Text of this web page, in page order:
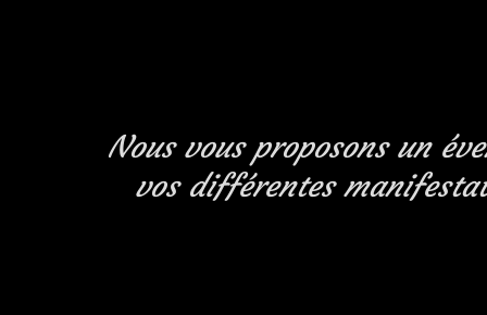
Nous vous proposons un
vos différentes